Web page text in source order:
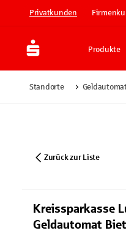
Privatkunden
Produkte
Standorte
Zurück zur Liste
Kreissparkasse
Geldautomat